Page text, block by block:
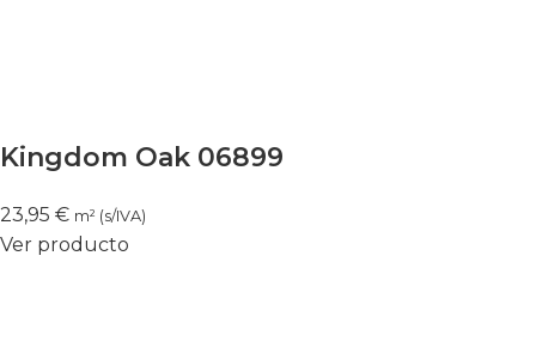
Kingdom Oak 06899
23,95 € m² (s/IVA)
Ver producto